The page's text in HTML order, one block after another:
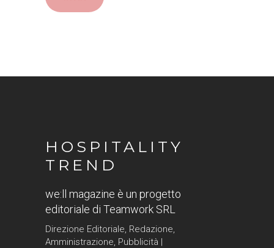
HOSPITALITY
TREND
we:ll magazine è un progetto
editoriale di Teamwork SRL
Direzione Editoriale, Redazione,
Amministrazione, Pubblicità |